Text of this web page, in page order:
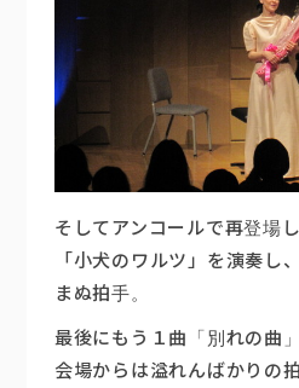
そしてアンコールで再登場
「小犬のワルツ」を演奏し
まぬ拍手。
最後にもう１曲「別れの曲
会場からは溢れんばかりの